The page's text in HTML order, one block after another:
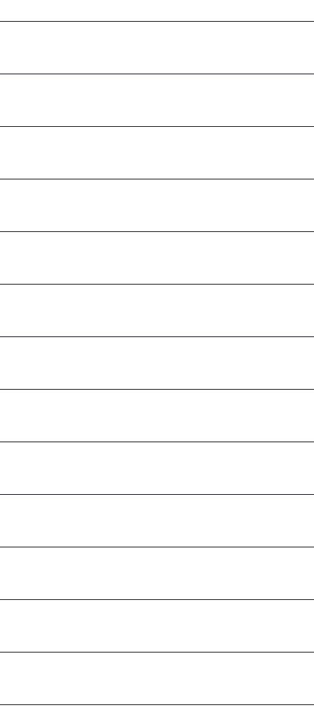
Basilicata
Molise
Veneto
Mount Lebanon Governorate
Sabah
Port Region
Glavni grad Podgorica
Województwo kujawsko-
Województwo świętokrzyskie
Județul Argeș
Belgorodskaya oblast'
Nizhegorodskaya oblast'
Vojvodina